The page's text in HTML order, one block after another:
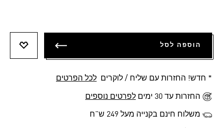
הוספה לסל
* חדש! החזרות עם שליח / לוקרים לכל הפרטים
החזרות עד 30 ימים לפרטים נוספים
משלוח חינם בקנייה מעל 249 ש"ח